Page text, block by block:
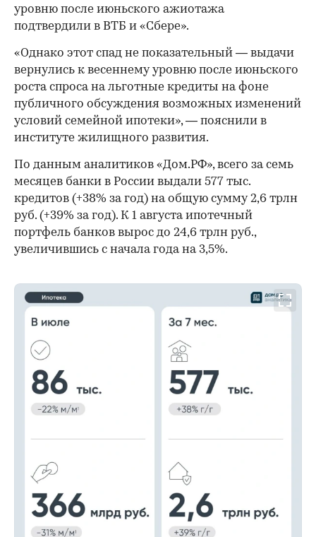
уровню после июньского ажиотажа
подтвердили в ВТБ и «Сбере».
«Однако этот спад не показательный — выдачи
вернулись к весеннему уровню после июньского
роста спроса на льготные кредиты на фоне
публичного обсуждения возможных изменений
условий семейной ипотеки», — пояснили в
институте жилищного развития.
По данным аналитиков «Дом.РФ», всего за семь
месяцев банки в России выдали 577 тыс.
кредитов (+38% за год) на общую сумму 2,6 трлн
руб. (+39% за год). К 1 августа ипотечный
портфель банков вырос до 24,6 трлн руб.,
увеличившись с начала года на 3,5%.